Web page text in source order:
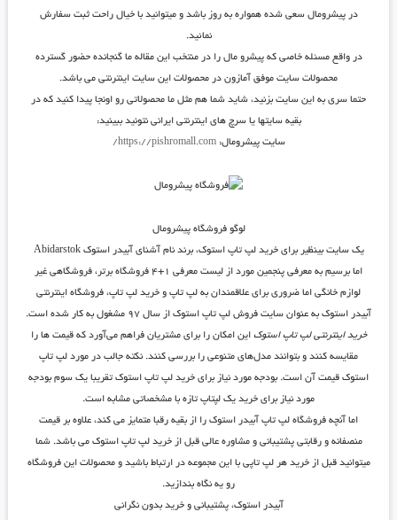
در پیشرومال سعی شده همواره به روز باشد و میتوانید با خیال راحت ثبت سفارش
نمائید.
در واقع مسئله خاصی که پیشرو مال را در منتخب این مقاله ما گنجانده حضور گسترده
محصولات سایت موفق آمازون در محصولات این سایت اینترنتی می باشد.
حتما سری به این سایت بزنید، شاید شما هم مثل ما محصولاتی رو اونجا پیدا کنید که در
بقیه سایتها یا سرچ های اینترنتی ایرانی نتونید ببینید:
سایت پیشرومال: https://pishromall.com/
لوگو فروشگاه پیشرومال
یک سایت بینظیر برای خرید لپ تاپ استوک، برند نام آشنای آبیدر استوک Abidarstok
اما برسیم به معرفی پنجمین مورد از لیست معرفی ۱+۴ فروشگاه برتر، فروشگاهی غیر
لوازم خانگی اما ضروری برای علاقمندان به لپ تاپ و خرید لپ تاپ، فروشگاه اینترنتی
آبیدر استوک به عنوان سایت فروش لپ تاپ استوک از سال ٩٧ مشغول به کار شده است.
خرید اینترنتی لپ تاپ استوکاین امکان را برای مشتریان فراهم می‌آورد که قیمت ها را
مقایسه کنند و بتوانند مدل‌های متنوعی را بررسی کنند. نکته جالب در مورد لپ تاپ
استوک قیمت آن است. بودجه مورد نیاز برای خرید لپ تاپ استوک تقریبا یک سوم بودجه
مورد نیاز برای خرید یک لپتاپ تازه با مشخصاتی مشابه است.
اما آنچه فروشگاه لپ تاپ آبیدر استوک را از بقیه رقبا متمایز می کند، علاوه بر قیمت
منصفانه و رقابتی پشتیبانی و مشاوره عالی قبل از خرید لپ تاپ استوک می باشد. شما
میتوانید قبل از خرید هر لپ تاپی با این مجموعه در ارتباط باشید و محصولات این فروشگاه
رو یه نگاه بندازید.
آبیدر استوک، پشتیبانی و خرید بدون نگرانی